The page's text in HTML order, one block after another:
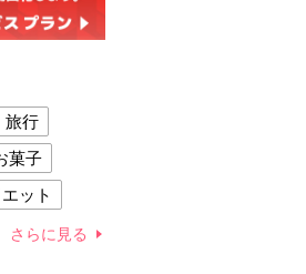
旅行
菓子
ット
さらに見る